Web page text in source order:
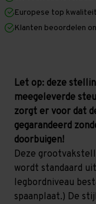
x
1.200
mm
1.500
mm)
1.200
mm
1.500
mm)
Europese top
Klanten beoordelen
Let op: deze
meegeleverde
zorgt er voor dat
gegarandeerd
doorbuigen!
Deze
wordt standaard
legbordniveau
spaanplaat.) De